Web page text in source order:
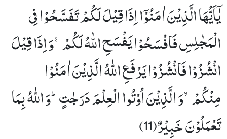
یٰۤاَیُّهَا الَّذِیْنَ اٰمَنُوْۤا اِذَا قِیْلَ لَكُمْ تَفَسَّحُوْا فِی
الْمَجٰلِسِ فَافْسَحُوْا یَفْسَحِ اللّٰهُ لَكُمْۚ-وَ اِذَا قِیْلَ
انْشُزُوْا فَانْشُزُوْا یَرْفَعِ اللّٰهُ الَّذِیْنَ اٰمَنُوْا
مِنْكُمْۙ-وَ الَّذِیْنَ اُوْتُوا الْعِلْمَ دَرَجٰتٍؕ-وَ اللّٰهُ بِمَا
تَعْمَلُوْنَ خَبِیْرٌ(11)